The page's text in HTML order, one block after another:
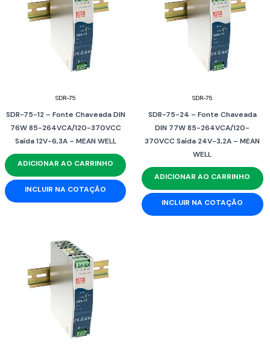
SDR-75
SDR-75-12 – Fonte Chaveada DIN
76W 85-264VCA/120-370VCC
Saída 12V-6,3A – MEAN WELL
ADICIONAR AO CARRINHO
INCLUIR NA COTAÇÃO
SDR-75
SDR-75-24 – Fonte Chaveada
DIN 77W 85-264VCA/120-
370VCC Saída 24V-3,2A – MEAN
WELL
ADICIONAR AO CARRINHO
INCLUIR NA COTAÇÃO